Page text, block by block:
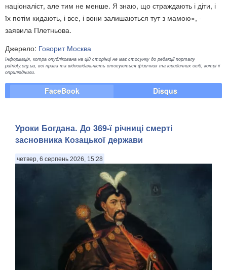
націоналіст, але тим не менше. Я знаю, що страждають і діти, і
їх потім кидають, і все, і вони залишаються тут з мамою», -
заявила Плетньова.
Джерело: Говорит Москва
Інформація, котра опублікована на цій сторінці не має стосунку до редакції порталу
patrioty.org.ua, всі права та відповідальність стосуються фізичних та юридичних осіб, котрі її
оприлюднили.
FaceBook Disqus
Уроки Богдана. До 369-ї річниці смерті
засновника Козацької держави
четвер, 6 серпень 2026, 15:28